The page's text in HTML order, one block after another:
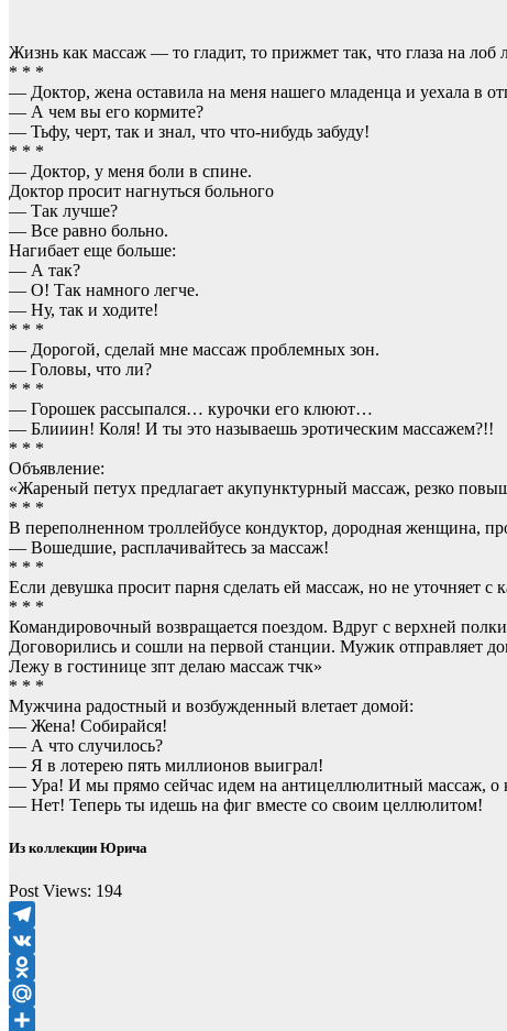
Жизнь как массаж — то гладит, то прижмет так, что глаза на лоб
* * *
— Доктор, жена оставила на меня нашего младенца и уехала в
— А чем вы его кормите?
— Тьфу, черт, так и знал, что что-нибудь забуду!
* * *
— Доктор, у меня боли в спине.
Доктор просит нагнуться больного
— Так лучше?
— Все равно больно.
Нагибает еще больше:
— А так?
— О! Так намного легче.
— Ну, так и ходите!
* * *
— Дорогой, сделай мне массаж проблемных зон.
— Головы, что ли?
* * *
— Горошек рассыпался… курочки его клюют…
— Блииин! Коля! И ты это называешь эротическим массажем?!!
* * *
Объявление:
«Жареный петух предлагает акупунктурный массаж, резко
* * *
В переполненном троллейбусе кондуктор, дородная женщина,
— Вошедшие, расплачивайтесь за массаж!
* * *
Если девушка просит парня сделать ей массаж, но не уточняет с
* * *
Командировочный возвращается поездом. Вдруг с верхней
Договорились и сошли на первой станции. Мужик отправляет
Лежу в гостинице зпт делаю массаж тчк»
* * *
Мужчина радостный и возбужденный влетает домой:
— Жена! Собирайся!
— А что случилось?
— Я в лотерею пять миллионов выиграл!
— Ура! И мы прямо сейчас идем на антицеллюлитный массаж, о
— Нет! Теперь ты идешь на фиг вместе со своим целлюлитом!
Из коллекции Юрича
Post Views: 194
Telegram
VK
Odnoklassniki
Mail.Ru